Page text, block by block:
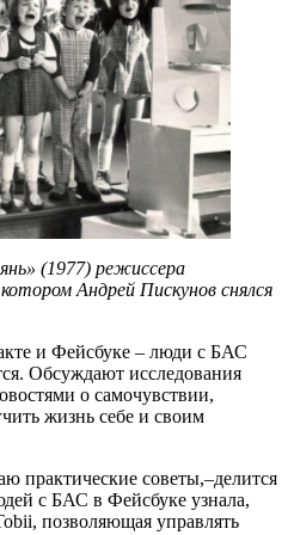
(1977) режиссера
Андрей Пискунов снялся
и Фейсбуке – люди с БАС
Обсуждают исследования
о самочувствии,
жизнь себе и своим
практические советы,–делится
с БАС в Фейсбуке узнала,
позволяющая управлять